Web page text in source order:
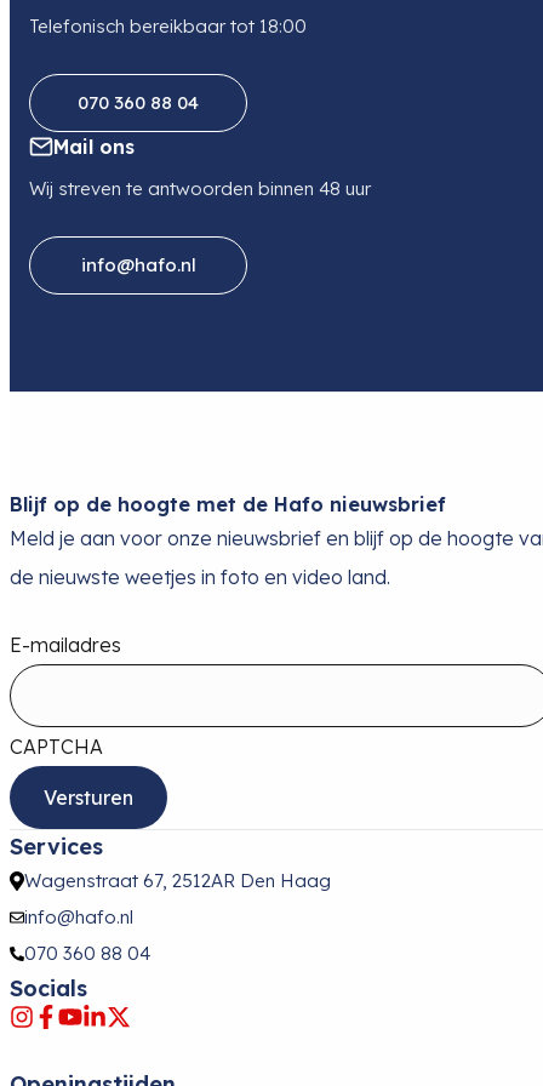
Telefonisch bereikbaar tot 18:00
070 360 88 04
Mail ons
Wij streven te antwoorden binnen 48 uur
info@hafo.nl
Blijf op de hoogte met de Hafo nieuwsbrief
Meld je aan voor onze nieuwsbrief en blijf op de hoogte
de nieuwste weetjes in foto en video land.
E-mailadres
CAPTCHA
Services
Wagenstraat 67, 2512AR Den Haag
info@hafo.nl
070 360 88 04
Socials